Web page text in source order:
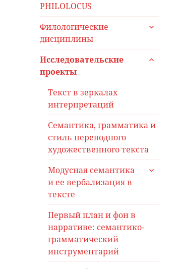
PHILOLOCUS
Филологические
дисциплины
раскрыть
Исследовательские
проекты
раскрыть
Текст в зеркалах
интерпретаций
Семантика, грамматика и
стиль переводного
художественного текста
Модусная семантика
и ее вербализация в
тексте
раскрыть
Первый план и фон в
нарративе: семантико-
грамматический
инструментарий